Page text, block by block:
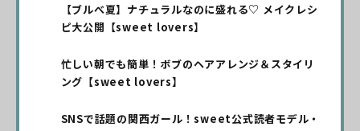
【ブルべ夏】ナチュラルなのに盛れる♡ メイクレシ
ピ大公開【sweet lovers】
忙しい朝でも簡単！ボブのヘアアレンジ＆スタイリ
ング【sweet lovers】
SNSで話題の関西ガール！sweet公式読者モデル・